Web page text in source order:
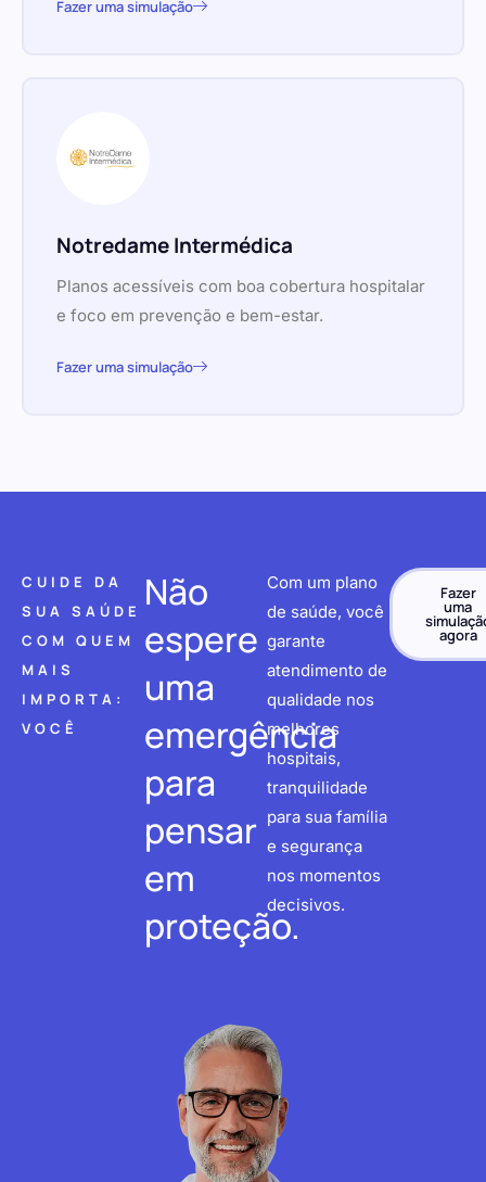
Fazer uma simulação
Notredame Intermédica
Planos acessíveis com boa cobertura hospitalar
e foco em prevenção e bem-estar.
Fazer uma simulação
CUIDE DA
SUA SAÚDE
COM QUEM
MAIS
IMPORTA:
VOCÊ
Não
espere
uma
emergência
para
pensar
em
proteção.
Com um plano
de saúde, você
garante
atendimento de
qualidade nos
melhores
hospitais,
tranquilidade
para sua família
e segurança
nos momentos
decisivos.
Fazer
uma
agora